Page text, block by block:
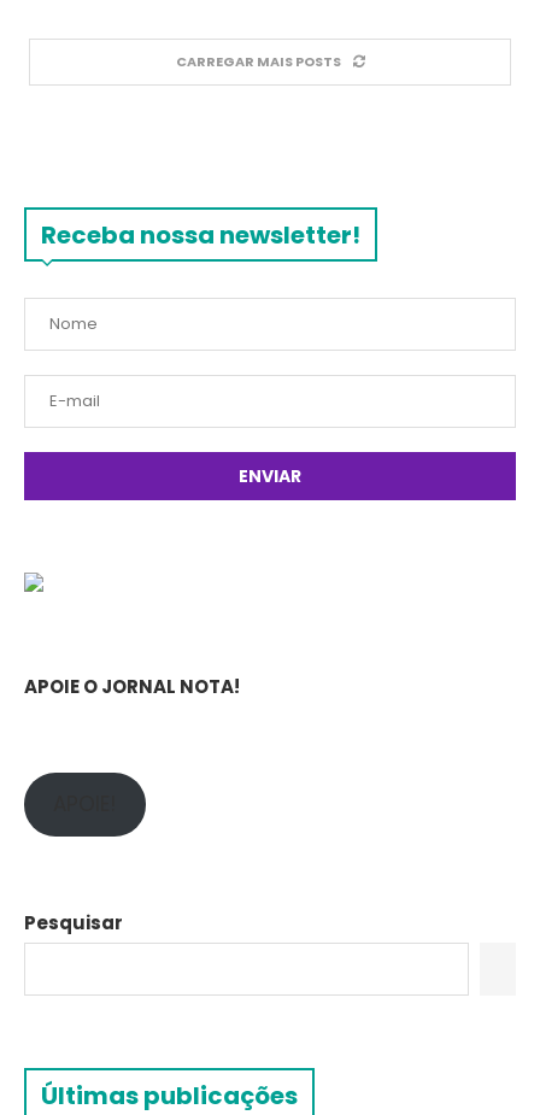
CARREGAR MAIS POSTS
Receba nossa newsletter!
APOIE O JORNAL NOTA!
Pesquisar
Últimas publicações